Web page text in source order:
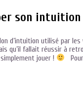
son intuition
d’intuition utilisé par
qu’il fallait réussir à
jouer !